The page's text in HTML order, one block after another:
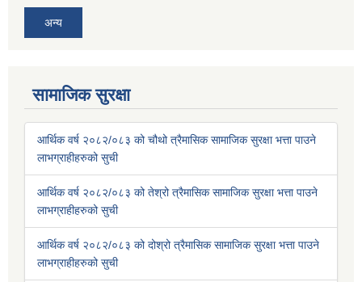
अन्य
सामाजिक सुरक्षा
आर्थिक वर्ष २०८२/०८३ को चौथो त्रैमासिक सामाजिक सुरक्षा भत्ता पाउने
लाभग्राहीहरुको सुची
आर्थिक वर्ष २०८२/०८३ को तेश्रो त्रैमासिक सामाजिक सुरक्षा भत्ता पाउने
लाभग्राहीहरुको सुची
आर्थिक वर्ष २०८२/०८३ को दोश्रो त्रैमासिक सामाजिक सुरक्षा भत्ता पाउने
लाभग्राहीहरुको सुची